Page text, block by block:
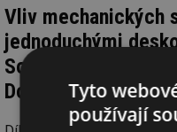
Vliv mechanických
jednoduchými
Sound Bridges
Double Building
Tyto
používají